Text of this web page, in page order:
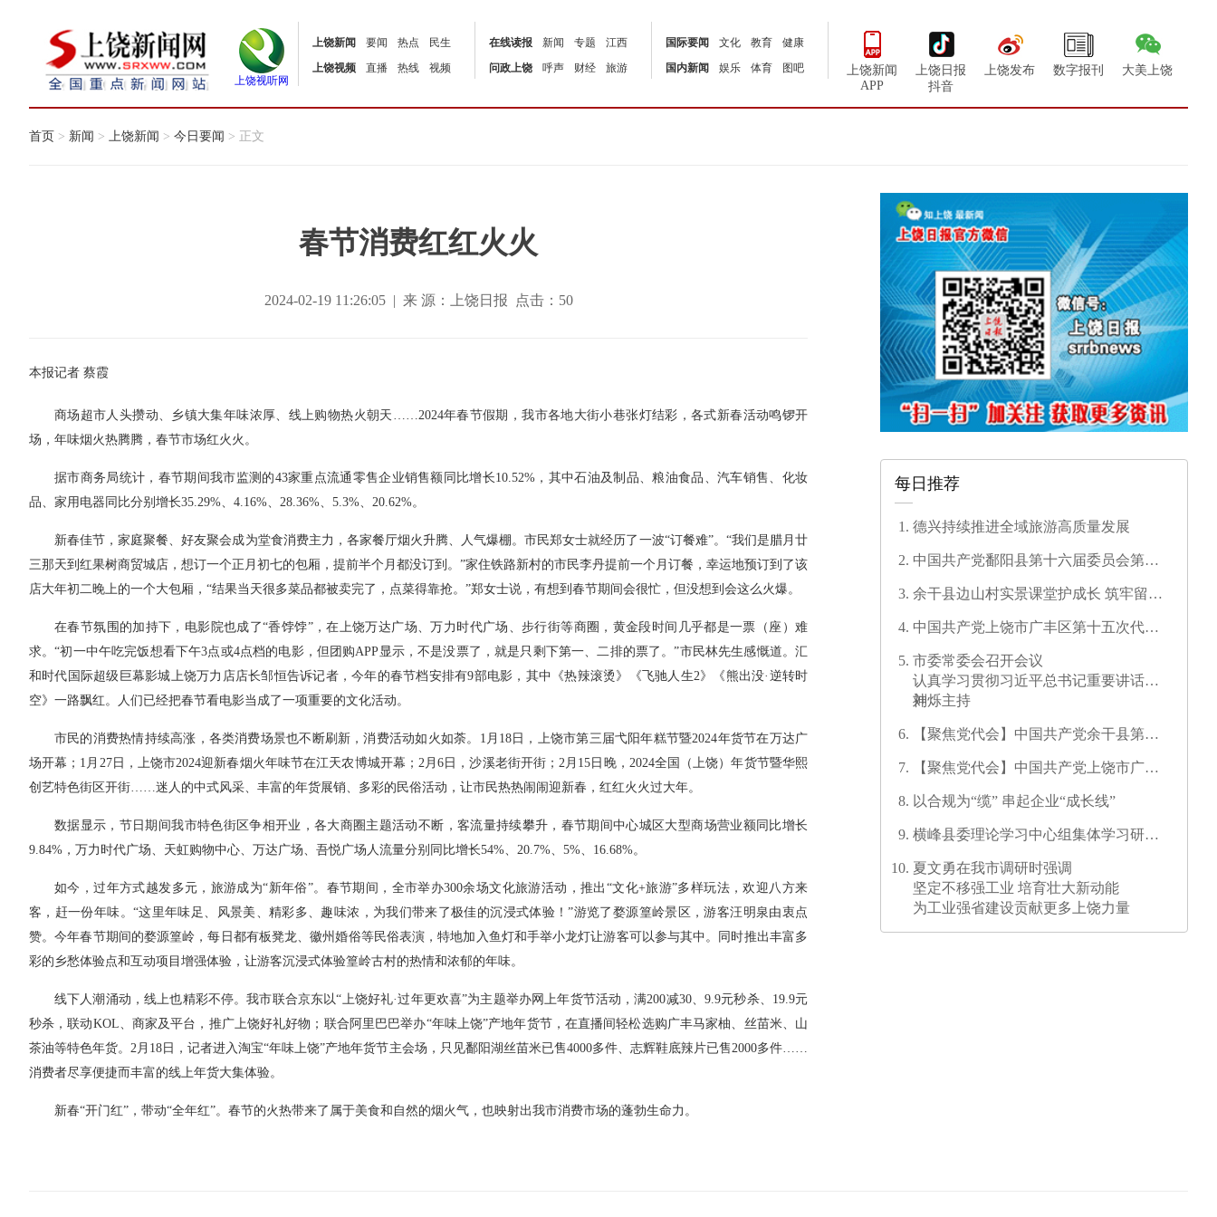
上饶视听网
上饶新闻 要闻 热点
民生
上饶视频
直播 热线 视频
在线读报 新闻 专题
江西
问政上饶
呼声 财经 旅游
国际要闻 文化 教育
健康
国内新闻
娱乐 体育 图吧
上饶新闻
APP
上饶日报
抖音
上饶发布 数字报刊 大美上饶
首页 > 新闻 > 上饶新闻 > 今日要闻 > 正文
春节消费红红火火
2024-02-19 11:26:05 | 来 源：上饶日报 点击： 50
本报记者 蔡霞
商场超市人头攒动、乡镇大集年味浓厚、线上购物热火朝天……2024年春节假期，我市各地大街小巷张灯结彩，各式新春活动鸣锣开
场，年味烟火热腾腾，春节市场红火火。
据市商务局统计，春节期间我市监测的43家重点流通零售企业销售额同比增长10.52%，其中石油及制品、粮油食品、汽车销售、化妆
品、家用电器同比分别增长35.29%、4.16%、28.36%、5.3%、20.62%。
新春佳节，家庭聚餐、好友聚会成为堂食消费主力，各家餐厅烟火升腾、人气爆棚。市民郑女士就经历了一波“订餐难”。“我们是腊月廿
三那天到红果树商贸城店，想订一个正月初七的包厢，提前半个月都没订到。”家住铁路新村的市民李丹提前一个月订餐，幸运地预订到了该
店大年初二晚上的一个大包厢，“结果当天很多菜品都被卖完了，点菜得靠抢。”郑女士说，有想到春节期间会很忙，但没想到会这么火爆。
在春节氛围的加持下，电影院也成了“香饽饽”，在上饶万达广场、万力时代广场、步行街等商圈，黄金段时间几乎都是一票（座）难
求。“初一中午吃完饭想看下午3点或4点档的电影，但团购APP显示，不是没票了，就是只剩下第一、二排的票了。”市民林先生感慨道。汇
和时代国际超级巨幕影城上饶万力店店长邹恒告诉记者，今年的春节档安排有9部电影，其中《热辣滚烫》《飞驰人生2》《熊出没·逆转时
空》一路飘红。人们已经把春节看电影当成了一项重要的文化活动。
市民的消费热情持续高涨，各类消费场景也不断刷新，消费活动如火如荼。1月18日，上饶市第三届弋阳年糕节暨2024年货节在万达广
场开幕；1月27日，上饶市2024迎新春烟火年味节在江天农博城开幕；2月6日，沙溪老街开街；2月15日晚，2024全国（上饶）年货节暨华熙
创艺特色街区开街……迷人的中式风采、丰富的年货展销、多彩的民俗活动，让市民热热闹闹迎新春，红红火火过大年。
数据显示，节日期间我市特色街区争相开业，各大商圈主题活动不断，客流量持续攀升，春节期间中心城区大型商场营业额同比增长
9.84%，万力时代广场、天虹购物中心、万达广场、吾悦广场人流量分别同比增长54%、20.7%、5%、16.68%。
如今，过年方式越发多元，旅游成为“新年俗”。春节期间，全市举办300余场文化旅游活动，推出“文化+旅游”多样玩法，欢迎八方来
客，赶一份年味。“这里年味足、风景美、精彩多、趣味浓，为我们带来了极佳的沉浸式体验！”游览了婺源篁岭景区，游客汪明泉由衷点
赞。今年春节期间的婺源篁岭，每日都有板凳龙、徽州婚俗等民俗表演，特地加入鱼灯和手举小龙灯让游客可以参与其中。同时推出丰富多
彩的乡愁体验点和互动项目增强体验，让游客沉浸式体验篁岭古村的热情和浓郁的年味。
线下人潮涌动，线上也精彩不停。我市联合京东以“上饶好礼·过年更欢喜”为主题举办网上年货节活动，满200减30、9.9元秒杀、19.9元
秒杀，联动KOL、商家及平台，推广上饶好礼好物；联合阿里巴巴举办“年味上饶”产地年货节，在直播间轻松选购广丰马家柚、丝苗米、山
茶油等特色年货。2月18日，记者进入淘宝“年味上饶”产地年货节主会场，只见鄱阳湖丝苗米已售4000多件、志辉鞋底辣片已售2000多件……
消费者尽享便捷而丰富的线上年货大集体验。
新春“开门红”，带动“全年红”。春节的火热带来了属于美食和自然的烟火气，也映射出我市消费市场的蓬勃生命力。
每日推荐
德兴持续推进全域旅游高质量发展
中国共产党鄱阳县第十六届委员会第一
余干县边山村实景课堂护成长 筑牢留守
中国共产党上饶市广丰区第十五次代表
市委常委会召开会议
认真学习贯彻习近平总书记重要讲话精
神
刘烁主持
【聚焦党代会】中国共产党余干县第十
【聚焦党代会】中国共产党上饶市广信
以合规为“缆” 串起企业“成长线”
横峰县委理论学习中心组集体学习研讨
夏文勇在我市调研时强调
坚定不移强工业 培育壮大新动能
为工业强省建设贡献更多上饶力量